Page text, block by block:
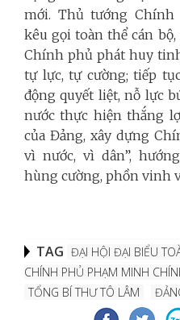
mới. Thủ tướng
kêu gọi toàn thể cán
Chính phủ phát huy
tự lực, tự cường; tiếp
động quyết liệt, nỗ lực
nước thực hiện thắng
của Đảng, xây dựng
vì nước, vì dân”,
hùng cường, phồn vinh
TAG ĐẠI HỘI ĐẠI BIỂU
CHÍNH PHỦ PHẠM MINH
TỔNG BÍ THƯ TÔ LÂM